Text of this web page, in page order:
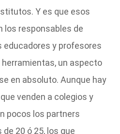
Y es que esos
los responsables de
y profesores
un aspecto
en absoluto. Aunque hay
venden a colegios y
pocos los partners
20 ó 25, los que